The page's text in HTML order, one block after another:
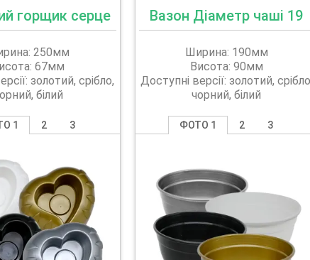
горщик серце
250мм
67мм
золотий, срібло,
білий
1 2 3
Вазон Діаметр чаші 19
Ширина: 190мм
Висота: 90мм
Доступні версії: золотий,
чорний, білий
ФОТО 1 2 3